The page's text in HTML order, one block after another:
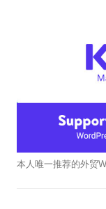
本人唯一推荐的外贸